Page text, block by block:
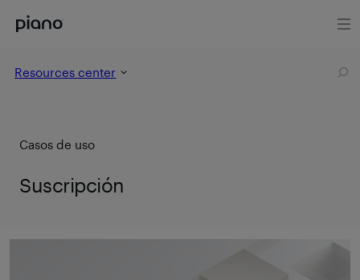
Resources center
Casos de uso
Suscripción